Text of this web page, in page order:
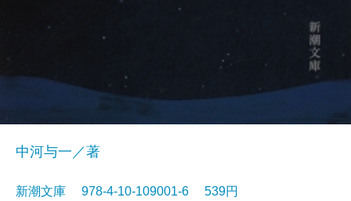
中河与一／著
新潮文庫 978-4-10-109001-6 539円